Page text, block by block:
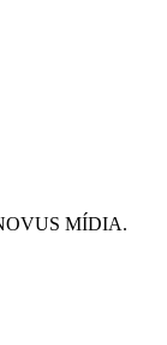
MÍDIA.